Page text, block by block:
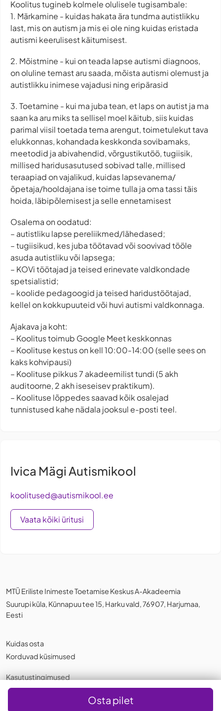
Osta pilet
Koolitus tugineb kolmele olulisele tugisambale:
1. Märkamine - kuidas hakata ära tundma autistlikku
last, mis on autism ja mis ei ole ning kuidas eristada
autismi keerulisest käitumisest.
2. Mõistmine - kui on teada lapse autismi diagnoos,
on oluline temast aru saada, mõista autismi olemust ja
autistlikku inimese vajadusi ning eripärasid
3. Toetamine - kui ma juba tean, et laps on autist ja ma
saan ka aru miks ta sellisel moel käitub, siis kuidas
parimal viisil toetada tema arengut, toimetulekut tava
elukkonnas, kohandada keskkonda sovibamaks,
meetodid ja abivahendid, võrgustikutöö, tugiisik,
millised haridusasutused sobivad talle, millised
teraapiad on vajalikud, kuidas lapsevanema/
õpetaja/hooldajana ise toime tulla ja oma tassi täis
hoida, läbipõlemisest ja selle ennetamisest
Osalema on oodatud:
– autistliku lapse pereliikmed/lähedased;
– tugiisikud, kes juba töötavad või soovivad tööle
asuda autistliku või lapsega;
– KOVi töötajad ja teised erinevate valdkondade
spetsialistid;
– koolide pedagoogid ja teised haridustöötajad,
kellel on kokkupuuteid või huvi autismi valdkonnaga.
Ajakava ja koht:
– Koolitus toimub Google Meet keskkonnas
– Koolituse kestus on kell 10:00-14:00 (selle sees on
kaks kohvipausi)
– Koolituse pikkus 7 akadeemilist tundi (5 akh
auditoorne, 2 akh iseseisev praktikum).
– Koolituse lõppedes saavad kõik osalejad
tunnistused kahe nädala jooksul e-posti teel.
Ivica Mägi Autismikool
koolitused@autismikool.ee
Vaata kõiki üritusi
MTÜ Eriliste Inimeste Toetamise Keskus A-Akadeemia
Suurupi küla, Künnapuu tee 15, Harku vald, 76907, Harjumaa,
Eesti
Kuidas osta
Korduvad küsimused
Kasutustingimused
Privaatsuspoliitika,Küpsistest